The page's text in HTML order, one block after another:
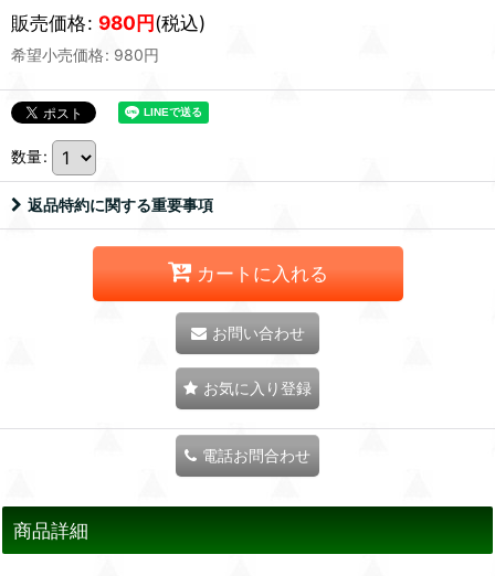
販売価格: 980円(税込)
希望小売価格: 980円
数量:
返品特約に関する重要事項
カートに入れる
お問い合わせ
お気に入り登録
電話お問合わせ
商品詳細